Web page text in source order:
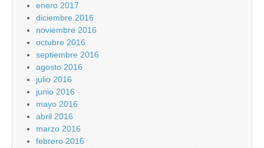
enero 2017
diciembre 2016
noviembre 2016
octubre 2016
septiembre 2016
agosto 2016
julio 2016
junio 2016
mayo 2016
abril 2016
marzo 2016
febrero 2016